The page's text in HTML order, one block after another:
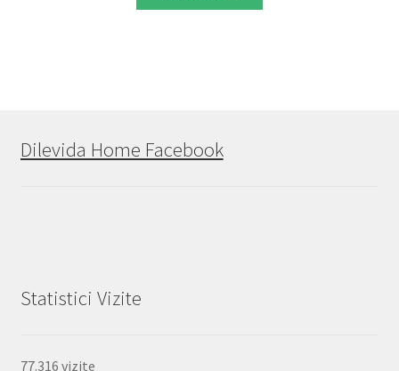
Dilevida Home Facebook
Statistici Vizite
77.316 vizite